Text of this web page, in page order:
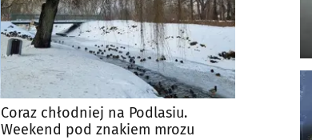
Coraz chłodniej na Podlasiu.
Weekend pod znakiem mrozu